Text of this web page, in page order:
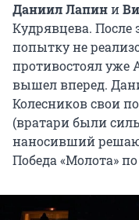
Даниил Лапини
Кудрявцева. После
попытку не
противостоял уже
вышел вперед.
Колесников свои
(вратари были
наносивший
Победа «Молота»